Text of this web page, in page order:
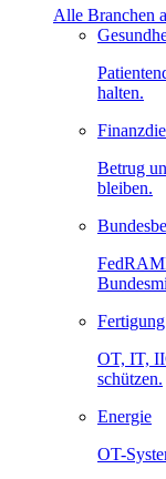
Alle Branchen
halten.
Betrug
bleiben.
Fertigung
OT, IT,
schützen.
Energie
OT-